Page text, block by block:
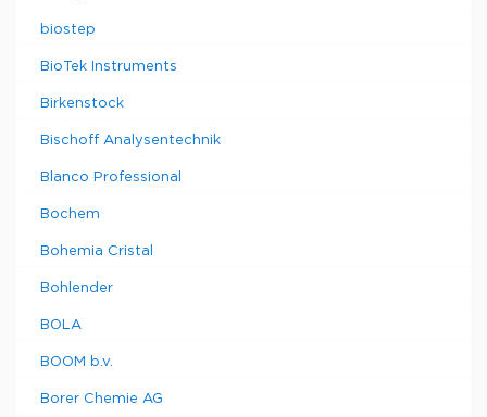
biostep
BioTek Instruments
Birkenstock
Bischoff Analysentechnik
Blanco Professional
Bochem
Bohemia Cristal
Bohlender
BOLA
BOOM b.v.
Borer Chemie AG